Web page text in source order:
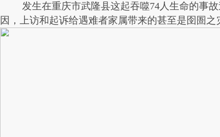
发生在重庆市武隆县这起吞噬74人生命的事故
因，上访和起诉给遇难者家属带来的甚至是囹圄之